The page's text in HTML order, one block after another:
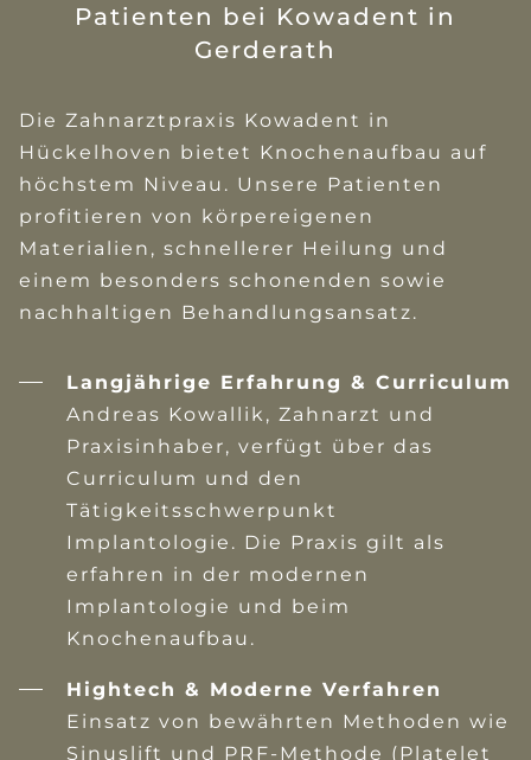
Patienten bei Kowadent in
Gerderath
Die Zahnarztpraxis Kowadent in
Hückelhoven bietet Knochenaufbau auf
höchstem Niveau. Unsere Patienten
profitieren von körpereigenen
Materialien, schnellerer Heilung und
einem besonders schonenden sowie
nachhaltigen Behandlungsansatz.
Langjährige Erfahrung & Curriculum
Andreas Kowallik, Zahnarzt und
Praxisinhaber, verfügt über das
Curriculum und den
Tätigkeitsschwerpunkt
Implantologie. Die Praxis gilt als
erfahren in der modernen
Implantologie und beim
Knochenaufbau.
Hightech & Moderne Verfahren
Einsatz von bewährten Methoden wie
Sinuslift und PRF-Methode (Platelet